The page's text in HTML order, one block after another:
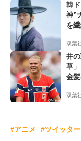
韓
神”
を
双葉
井
草
金
ー
双葉
#アニメ #ツイッタ